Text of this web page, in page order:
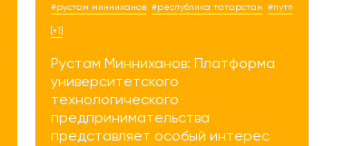
#рустам минниханов #республика татарстан #путп
[+1]
Рустам Минниханов: Платформа
университетского
технологического
предпринимательства
представляет особый интерес